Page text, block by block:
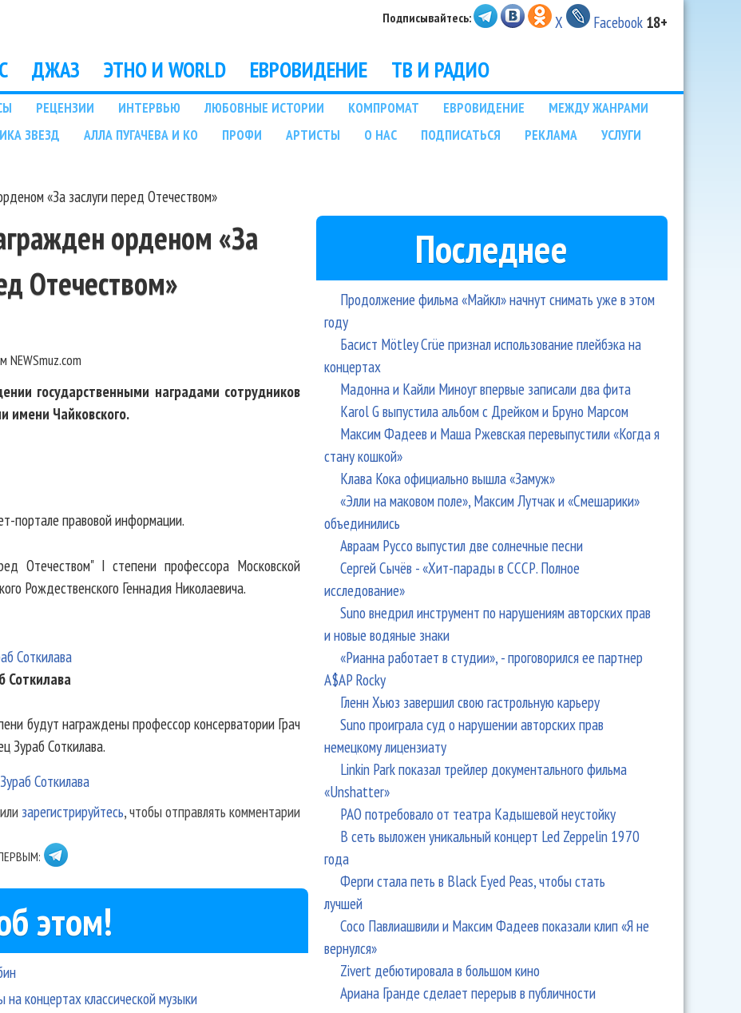
Подписывайтесь: X Facebook 18+
ДЖАЗ ЭТНО И WORLD ЕВРОВИДЕНИЕ ТВ И РАДИО
РЕЦЕНЗИИ ИНТЕРВЬЮ ЛЮБОВНЫЕ ИСТОРИИ КОМПРОМАТ ЕВРОВИДЕНИЕ
МЕЖДУ ЖАНРАМИ
ЗВЕЗД АЛЛА ПУГАЧЕВА И КО ПРОФИ АРТИСТЫ О НАС ПОДПИСАТЬСЯ РЕКЛАМА
УСЛУГИ
«За заслуги перед Отечеством»
орденом «За
Отечеством»
NEWSmuz.com
государственными наградами сотрудников
имени Чайковского.
портале правовой информации.
Отечеством" I степени профессора Московской
Рождественского Геннадия Николаевича.
Соткилава
будут награждены профессор консерватории Грач
Зураб Соткилава.
Зураб Соткилава
или зарегистрируйтесь, чтобы отправлять комментарии
этом!
концертах классической музыки
Последнее
Продолжение фильма «Майкл» начнут снимать уже в этом
году
Басист Mötley Crüe признал использование плейбэка на
концертах
Мадонна и Кайли Миноуг впервые записали два фита
Karol G выпустила альбом с Дрейком и Бруно Марсом
Максим Фадеев и Маша Ржевская перевыпустили «Когда я
стану кошкой»
Клава Кока официально вышла «Замуж»
«Элли на маковом поле», Максим Лутчак и «Смешарики»
объединились
Авраам Руссо выпустил две солнечные песни
Сергей Сычёв - «Хит-парады в СССР. Полное
исследование»
Suno внедрил инструмент по нарушениям авторских прав
и новые водяные знаки
«Рианна работает в студии», - проговорился ее партнер
A$AP Rocky
Гленн Хьюз завершил свою гастрольную карьеру
Suno проиграла суд о нарушении авторских прав
немецкому лицензиату
Linkin Park показал трейлер документального фильма
«Unshatter»
РАО потребовало от театра Кадышевой неустойку
В сеть выложен уникальный концерт Led Zeppelin 1970
года
Ферги стала петь в Black Eyed Peas, чтобы стать
лучшей
Сосо Павлиашвили и Максим Фадеев показали клип «Я не
вернулся»
Zivert дебютировала в большом кино
Ариана Гранде сделает перерыв в публичности